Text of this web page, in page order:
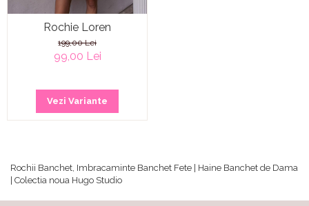
Rochie Loren
199,00 Lei
99,00 Lei
Vezi Variante
Rochii Banchet, Imbracaminte Banchet Fete | Haine Banchet de Dama
| Colectia noua Hugo Studio